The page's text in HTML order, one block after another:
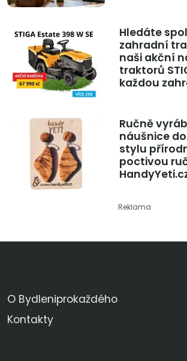
Hledáte
zahradní
naši akční
traktorů
každou
Ručně
náušnice
stylu
poctivou
Reklama
O Bydleniprokaždého
Kontakty